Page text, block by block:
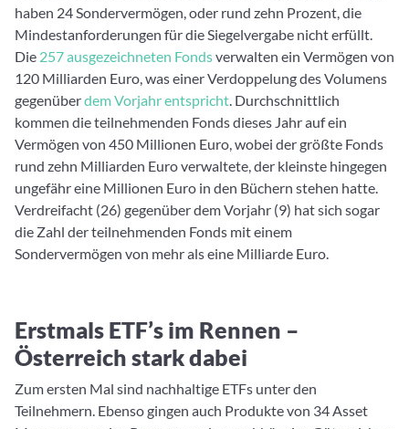
haben 24 Sondervermögen, oder rund zehn Prozent, die
Mindestanforderungen für die Siegelvergabe nicht erfüllt.
Die 257 ausgezeichneten Fondsverwalten ein Vermögen von
120 Milliarden Euro, was einer Verdoppelung des Volumens
gegenüberdem Vorjahr entspricht. Durchschnittlich
kommen die teilnehmenden Fonds dieses Jahr auf ein
Vermögen von 450 Millionen Euro, wobei der größte Fonds
rund zehn Milliarden Euro verwaltete, der kleinste hingegen
ungefähr eine Millionen Euro in den Büchern stehen hatte.
Verdreifacht (26) gegenüber dem Vorjahr (9) hat sich sogar
die Zahl der teilnehmenden Fonds mit einem
Sondervermögen von mehr als eine Milliarde Euro.
Erstmals ETF’s im Rennen –
Österreich stark dabei
Zum ersten Mal sind nachhaltige ETFs unter den
Teilnehmern. Ebenso gingen auch Produkte von 34 Asset